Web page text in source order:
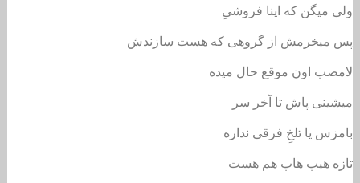
ولی میگن که اینا فروشیِ
پس میخرمش از گروهی که هست سازندش
لامصب اون موقع حال میده
میشینی پاش تا آخر سر
بامزس یا تلخِ فرقی نداره
تازه هیپ هاپ هم هست